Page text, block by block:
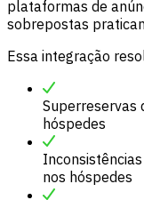
plataformas de
sobrepostas
Essa integração
Superreservas
hóspedes
nos hóspedes